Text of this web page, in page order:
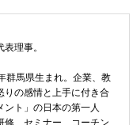
理事。
群馬県生まれ。企業、教
りの感情と上手に付き合
ト」の日本の第一人
修、セミナー、コーチン